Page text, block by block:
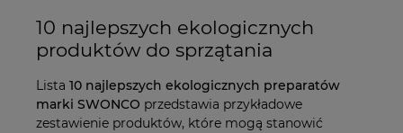
10 najlepszych ekologicznych
produktów do sprzątania
Lista 10 najlepszych ekologicznych preparatów
marki SWONCO przedstawia przykładowe
zestawienie produktów, które mogą stanowić